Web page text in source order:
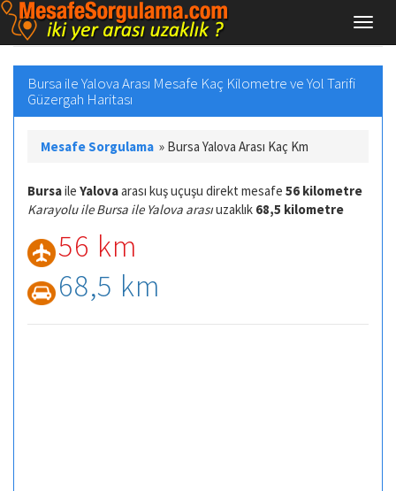
Bursa ile Yalova Arası Mesafe Kaç Kilometre ve Yol Tarifi
Güzergah Haritası
Mesafe Sorgulama » Bursa Yalova Arası Kaç Km
Bursaile Yalovaarası kuş uçuşu direkt mesafe 56 kilometre
Karayolu ile Bursa ile Yalova arasıuzaklık 68,5 kilometre
56 km
68,5 km